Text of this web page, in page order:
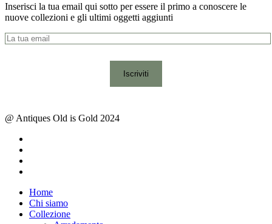
Inserisci la tua email qui sotto per essere il primo a conoscere le
nuove collezioni e gli ultimi oggetti aggiunti
@ Antiques Old is Gold 2024
Close
Menu
Home
Chi siamo
Collezione